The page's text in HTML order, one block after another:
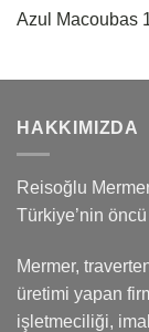
Azul Macoubas
HAKKIMIZDA
Reisoğlu
Türkiye’nin
Mermer,
üretimi yapan
işletmeciliği,